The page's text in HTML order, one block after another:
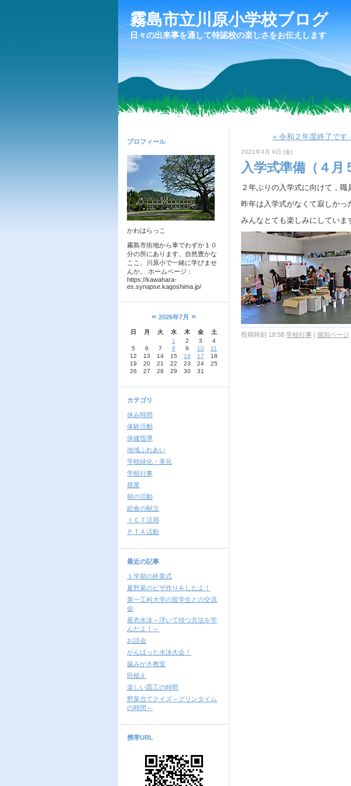
霧島市立川原小学校ブログ
日々の出来事を通して特認校の楽しさをお伝えします
プロフィール
かわはらっこ
霧島市街地から車でわずか１０
分の所にあります。自然豊かな
ここ、川原小で一緒に学びませ
んか。 ホームページ：
https://kawahara-
es.synapse.kagoshima.jp/
« 2026年7月 »
日 月 火 水 木 金
土
1
2 3
4
5
6 7 8 9 10
11
12
13 14 15 16 17
18
19
20 21 22 23 24
25
26
27 28 29 30 31
カテゴリ
休み時間
体験活動
保健指導
地域ふれあい
学校緑化・美化
学校行事
授業
朝の活動
給食の献立
ＩＣＴ活用
ＰＴＡ活動
最近の記事
１学期の終業式
夏野菜のピザ作りをしたよ！
第一工科大学の留学生との交流
会
着衣水泳～浮いて待つ方法を学
んだよ！～
お話会
がんばった水泳大会！
歯みがき教室
田植え
楽しい図工の時間
野菜当てクイズ～グリンタイム
の時間～
携帯URL
« 令和２年度終了です
2021年4月 9日 (金)
入学式準備（４月
２年ぶりの入学式に向けて，職
昨年は入学式がなくて寂しかっ
みんなとても楽しみにしていま
投稿時刻 18:58 学校行事 | 個別ページ